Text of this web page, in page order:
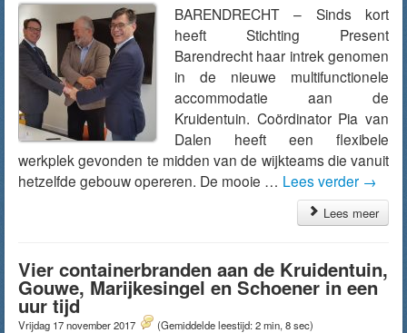
BARENDRECHT – Sinds kort
heeft Stichting Present
Barendrecht haar intrek genomen
in de nieuwe multifunctionele
accommodatie aan de
Kruidentuin. Coördinator Pia van
Dalen heeft een flexibele
werkplek gevonden te midden van de wijkteams die vanuit
hetzelfde gebouw opereren. De mooie … Lees verder →
Lees meer
Vier containerbranden aan de Kruidentuin,
Gouwe, Marijkesingel en Schoener in een
uur tijd
Vrijdag 17 november 2017 (Gemiddelde leestijd: 2 min, 8 sec)